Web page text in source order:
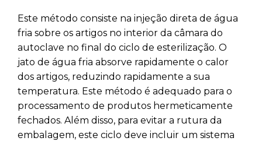
Este método consiste na injeção direta de água
fria sobre os artigos no interior da câmara do
autoclave no final do ciclo de esterilização. O
jato de água fria absorve rapidamente o calor
dos artigos, reduzindo rapidamente a sua
temperatura. Este método é adequado para o
processamento de produtos hermeticamente
fechados. Além disso, para evitar a rutura da
embalagem, este ciclo deve incluir um sistema